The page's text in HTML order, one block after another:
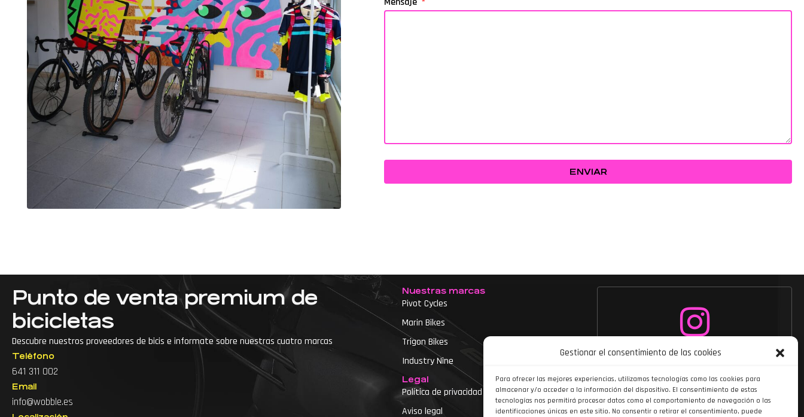
Gestionar el consentimiento de las cookies
Para ofrecer las mejores experiencias, utilizamos tecnologías como las cookies para
almacenar y/o acceder a la información del dispositivo. El consentimiento de estas
tecnologías nos permitirá procesar datos como el comportamiento de navegación o las
identificaciones únicas en este sitio. No consentir o retirar el consentimiento, puede
ENVIAR
Punto de venta premium de
bicicletas
Descubre nuestros proveedores de bicis e informate sobre nuestras cuatro marcas
Teléfono
641 311 002
Email
info@wobble.es
··· Accesorios para bici de montaña
Accesorios para bicicleta
Nuestras marcas
Pivot Cycles
Marin Bikes
Trigon Bikes
Industry Nine
Legal
Política de privacidad
Aviso legal
Siguenos en